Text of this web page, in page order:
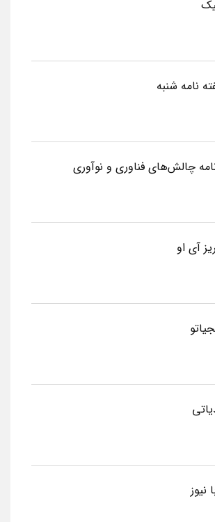
نامه شنبه
چالش‌های فناوری و نوآوری
آی او
نیوز